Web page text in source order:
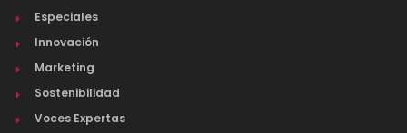
Especiales
Innovación
Marketing
Sostenibilidad
Voces Expertas